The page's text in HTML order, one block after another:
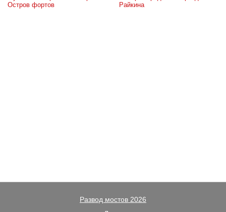
Остров фортов
Райкина
Развод мостов 2026